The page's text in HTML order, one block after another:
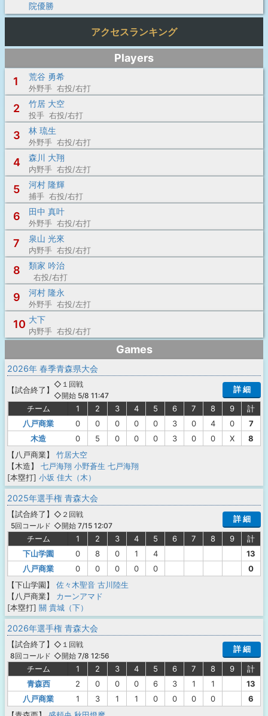
院優勝
アクセスランキング
Players
1
荒谷 勇希
外野手 右投/右打
2 竹居 大空
投手 右投/右打
3 林 琉生
外野手 右投/右打
4 森川 大翔
内野手 右投/左打
5 河村 隆輝
捕手 右投/右打
6 田中 真叶
外野手 右投/右打
7 泉山 光來
内野手 右投/右打
8 類家 吟治
右投/右打
9 河村 隆永
外野手 右投/左打
10 大下
内野手 右投/右打
Games
2026年 春季青森県大会
【試合終了 】
◇１回戦
◇開始 5/8 11:47
詳 細
チーム 1 2 3 4 5 6 7 8 9
計
八戸商業
0 0 0 0 0 3 0 4 0
7
木造
0 5 0 0 0 3 0 0 X
8
【八戸商業】
竹居大空
【木造】
七戸海翔 小野蒼生 七戸海翔
[本塁打] 小坂 佳大（木）
2025年選手権 青森大会
【試合終了 】
5回コールド
◇２回戦
◇開始 7/15 12:07
詳 細
チーム 1 2 3 4 5 6 7 8 9
計
下山学園
0 8 0 1 4
13
八戸商業
0 0 0 0 0
0
【下山学園】
佐々木聖音 古川陸生
【八戸商業】
カーンアマド
[本塁打] 關 貴城（下）
2026年選手権 青森大会
【試合終了 】
8回コールド
◇１回戦
◇開始 7/8 12:56
詳 細
チーム 1 2 3 4 5 6 7 8 9
計
青森西
2 0 0 0 6 3 1 1
13
八戸商業
1 3 1 1 0 0 0 0
6